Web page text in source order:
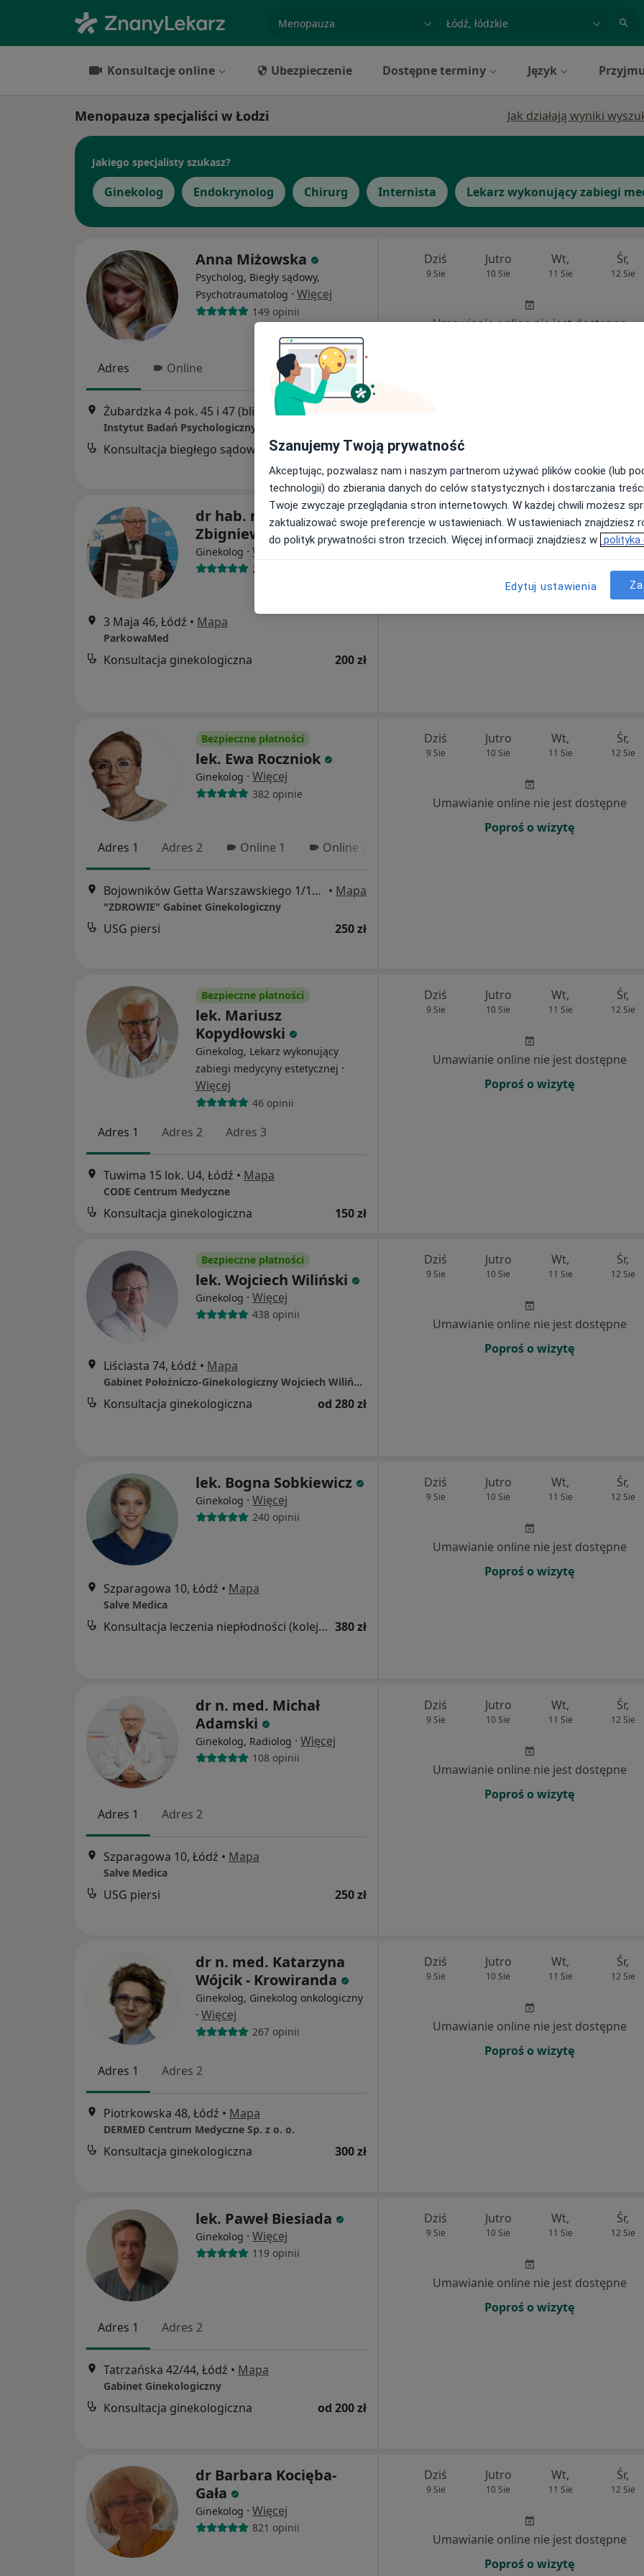
specjalizacja, badanie lub nazwiskomiasto lub dzielnica
Konsultacje online Ubezpieczenie Dostępne terminy Język
Menopauza specjaliści w Łodzi Jak działają wyniki
Jakiego specjalisty szukasz?
Ginekolog Endokrynolog Chirurg Internista Lekarz wykonujący zabiegi
Anna Miżowska
Psycholog, Biegły sądowy,
Psychotraumatolog · Więcej
149 opinii
Adres Online
Konsultacja biegłego sądowego od 300 zł
Dziś
9 Sie
Jutro
10 Sie
Wt,
11 Sie
Śr,
12 Sie
Umawianie online nie jest dostępne
dr hab. n. med.
Zbigniew Pietrzak
Ginekolog · Więcej
258 opinii
3 Maja 46, Łódź • Mapa
ParkowaMed
Konsultacja ginekologiczna 200 zł
9 Sie
Jutro
10 Sie
Wt,
11 Sie 12 Sie
Umawianie online nie jest dostępne
Bezpieczne płatności
lek. Ewa Roczniok
Ginekolog · Więcej
382 opinie
Adres 1 Adres 2 Online 1 Online 2
Bojowników Getta Warszawskiego 1/18, Łódź • Mapa
"ZDROWIE" Gabinet Ginekologiczny
USG piersi 250 zł
Dziś
9 Sie
Jutro
10 Sie
Wt,
11 Sie
Śr,
12 Sie
Umawianie online nie jest dostępne
Poproś o wizytę
Bezpieczne płatności
lek. Mariusz
Kopydłowski
Ginekolog, Lekarz wykonujący
zabiegi medycyny estetycznej ·
Więcej
46 opinii
Adres 1 Adres 2 Adres 3
Tuwima 15 lok. U4, Łódź • Mapa
CODE Centrum Medyczne
Konsultacja ginekologiczna 150 zł
Dziś
9 Sie
Jutro
10 Sie
Wt,
11 Sie
Śr,
12 Sie
Umawianie online nie jest dostępne
Poproś o wizytę
Bezpieczne płatności
lek. Wojciech Wiliński
Ginekolog · Więcej
438 opinii
Liściasta 74, Łódź • Mapa
Gabinet Położniczo-Ginekologiczny Wojciech Wiliński OSIEDLE LIŚCIASTA PARK
Konsultacja ginekologiczna od 280 zł
Dziś
9 Sie
Jutro
10 Sie
Wt,
11 Sie
Śr,
12 Sie
Umawianie online nie jest dostępne
Poproś o wizytę
lek. Bogna Sobkiewicz
Ginekolog · Więcej
240 opinii
Szparagowa 10, Łódź • Mapa
Salve Medica
Konsultacja leczenia niepłodności (kolejna wizyta) 380 zł
Dziś
9 Sie
Jutro
10 Sie
Wt,
11 Sie
Śr,
12 Sie
Umawianie online nie jest dostępne
Poproś o wizytę
dr n. med. Michał
Adamski
Ginekolog, Radiolog · Więcej
108 opinii
Adres 1 Adres 2
Szparagowa 10, Łódź • Mapa
Salve Medica
USG piersi 250 zł
Dziś
9 Sie
Jutro
10 Sie
Wt,
11 Sie
Śr,
12 Sie
Umawianie online nie jest dostępne
Poproś o wizytę
dr n. med. Katarzyna
Wójcik - Krowiranda
Ginekolog, Ginekolog onkologiczny
· Więcej
267 opinii
Adres 1 Adres 2
Piotrkowska 48, Łódź • Mapa
DERMED Centrum Medyczne Sp. z o. o.
Konsultacja ginekologiczna 300 zł
Dziś
9 Sie
Jutro
10 Sie
Wt,
11 Sie
Śr,
12 Sie
Umawianie online nie jest dostępne
Poproś o wizytę
lek. Paweł Biesiada
Ginekolog · Więcej
119 opinii
Adres 1 Adres 2
Tatrzańska 42/44, Łódź • Mapa
Gabinet Ginekologiczny
Konsultacja ginekologiczna od 200 zł
Dziś
9 Sie
Jutro
10 Sie
Wt,
11 Sie
Śr,
12 Sie
Umawianie online nie jest dostępne
Poproś o wizytę
dr Barbara Kocięba-
Gała
Ginekolog · Więcej
821 opinii
Dziś
9 Sie
Jutro
10 Sie
Wt,
11 Sie
Śr,
12 Sie
Umawianie online nie jest dostępne
Poproś o wizytę
Szanujemy Twoją prywatność
Akceptując, pozwalasz nam i naszym partnerom używać plików cookie (lub
technologii) do zbierania danych do celów statystycznych i dostarczania
Twoje zwyczaje przeglądania stron internetowych. W każdej chwili możesz
zaktualizować swoje preferencje w ustawieniach. W ustawieniach znajdziesz
do polityk prywatności stron trzecich. Więcej informacji znajdziesz w polityka
Edytuj ustawienia